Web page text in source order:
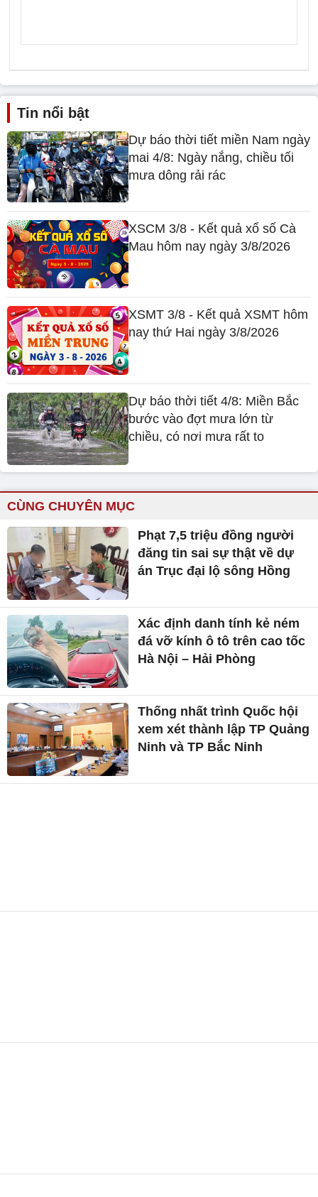
Tin nổi bật
Dự báo thời tiết miền Nam ngày
mai 4/8: Ngày nắng, chiều tối
mưa dông rải rác
XSCM 3/8 - Kết quả xổ số Cà
Mau hôm nay ngày 3/8/2026
XSMT 3/8 - Kết quả XSMT hôm
nay thứ Hai ngày 3/8/2026
Dự báo thời tiết 4/8: Miền Bắc
bước vào đợt mưa lớn từ
chiều, có nơi mưa rất to
CÙNG CHUYÊN MỤC
Phạt 7,5 triệu đồng người
đăng tin sai sự thật về dự
án Trục đại lộ sông Hồng
Xác định danh tính kẻ ném
đá vỡ kính ô tô trên cao tốc
Hà Nội – Hải Phòng
Thống nhất trình Quốc hội
xem xét thành lập TP Quảng
Ninh và TP Bắc Ninh